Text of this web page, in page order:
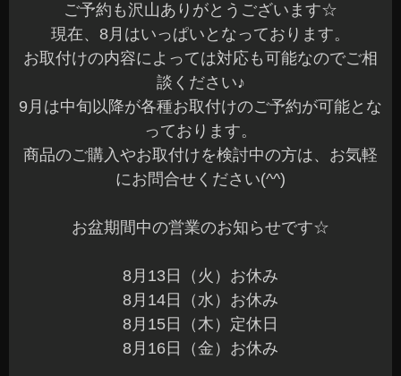
ご予約も沢山ありがとうございます☆
現在、8月はいっぱいとなっております。
お取付けの内容によっては対応も可能なのでご相
談ください♪
9月は中旬以降が各種お取付けのご予約が可能とな
っております。
商品のご購入やお取付けを検討中の方は、お気軽
にお問合せください(^^)
お盆期間中の営業のお知らせです☆
8月13日（火）お休み
8月14日（水）お休み
8月15日（木）定休日
8月16日（金）お休み